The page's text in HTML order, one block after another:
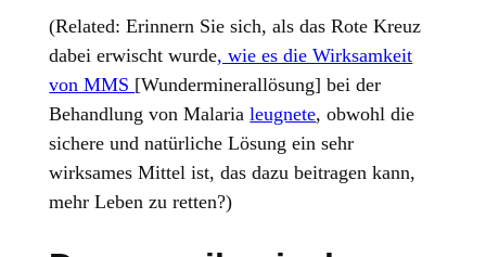
(Related: Erinnern Sie sich, als das Rote Kreuz
dabei erwischt wurde, wie es die Wirksamkeit
von MMS [Wunderminerallösung] bei der
Behandlung von Malarialeugnete, obwohl die
sichere und natürliche Lösung ein sehr
wirksames Mittel ist, das dazu beitragen kann,
mehr Leben zu retten?)